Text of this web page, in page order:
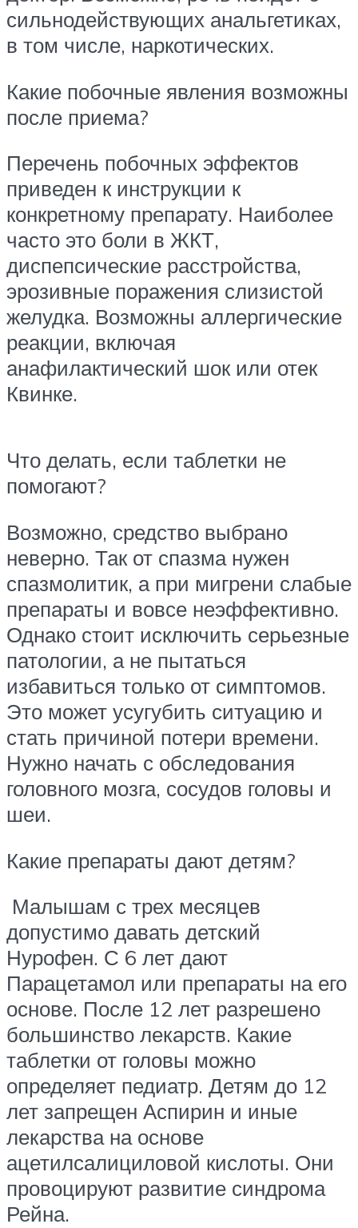
сильнодействующих анальгетиках,
в том числе, наркотических.
Какие побочные явления возможны
после приема?
Перечень побочных эффектов
приведен к инструкции к
конкретному препарату. Наиболее
часто это боли в ЖКТ,
диспепсические расстройства,
эрозивные поражения слизистой
желудка. Возможны аллергические
реакции, включая
анафилактический шок или отек
Квинке.
Что делать, если таблетки не
помогают?
Возможно, средство выбрано
неверно. Так от спазма нужен
спазмолитик, а при мигрени слабые
препараты и вовсе неэффективно.
Однако стоит исключить серьезные
патологии, а не пытаться
избавиться только от симптомов.
Это может усугубить ситуацию и
стать причиной потери времени.
Нужно начать с обследования
головного мозга, сосудов головы и
шеи.
Какие препараты дают детям?
Малышам с трех месяцев
допустимо давать детский
Нурофен. С 6 лет дают
Парацетамол или препараты на его
основе. После 12 лет разрешено
большинство лекарств. Какие
таблетки от головы можно
определяет педиатр. Детям до 12
лет запрещен Аспирин и иные
лекарства на основе
ацетилсалициловой кислоты. Они
провоцируют развитие синдрома
Рейна.